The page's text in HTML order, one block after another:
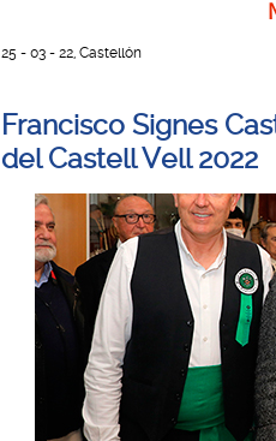
25 - 03 - 22, Castellón
Francisco Signes
del Castell Vell 2022